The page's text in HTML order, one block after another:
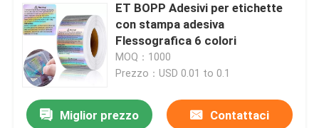
Chi siamo
Contatti
Prodotti
ET BOPP Adesivi per etichette
con stampa adesiva
Flessografica 6 colori
MOQ：1000
Prezzo：USD 0.01 to 0.1
Miglior prezzo Contattaci